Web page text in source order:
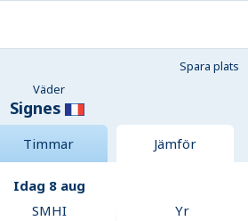
Spara plats
Väder
Signes
Timmar Jämför
Idag 8 aug
SMHI Yr